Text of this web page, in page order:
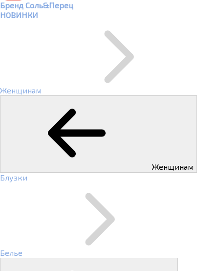
Бренд Соль&Перец
НОВИНКИ
Женщинам
Женщинам
Блузки
Белье